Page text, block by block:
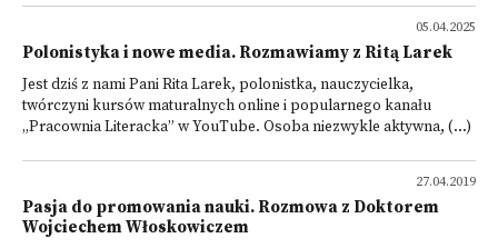
05.04.2025
Polonistyka i nowe media. Rozmawiamy z Ritą Larek
Jest dziś z nami Pani Rita Larek, polonistka, nauczycielka,
twórczyni kursów maturalnych online i popularnego kanału
„Pracownia Literacka” w YouTube. Osoba niezwykle aktywna, (...)
27.04.2019
Pasja do promowania nauki. Rozmowa z Doktorem
Wojciechem Włoskowiczem